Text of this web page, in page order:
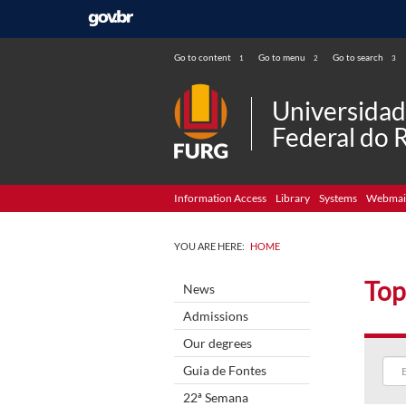
Go to content 1 Go to menu 2 Go to search 3
Federal do
Information Access Library Systems
YOU ARE HERE: HOME
News
Admissions
Our degrees
Guia de Fontes
22ª Semana